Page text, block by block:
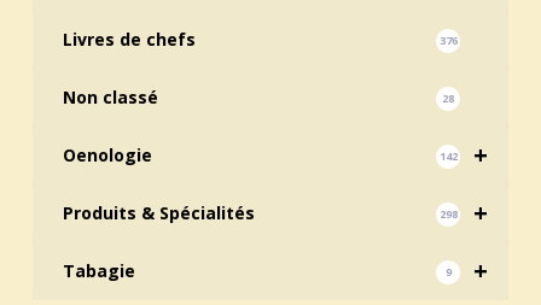
Livres de chefs 376
Non classé 28
+
Oenologie 142
+
Produits & Spécialités 298
+
Tabagie 9